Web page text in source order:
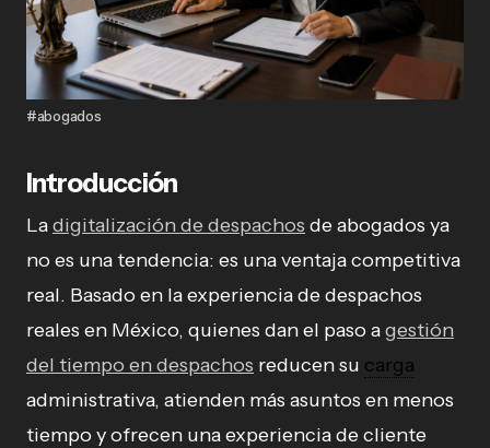
#abogados
Introducción
Ladigitalización de despachos de abogados ya
no es una tendencia: es una ventaja competitiva
real. Basado en la experiencia de despachos
reales en México, quienes dan el paso agestión
del tiempo en despachos reducen su carga
administrativa, atienden más asuntos en menos
tiempo y ofrecen una experiencia de cliente